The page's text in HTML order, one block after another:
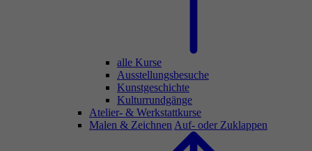
alle Kurse
Ausstellungsbesuche
Kunstgeschichte
Kulturrundgänge
Atelier- & Werkstattkurse
Malen & Zeichnen Auf- oder Zuklappen